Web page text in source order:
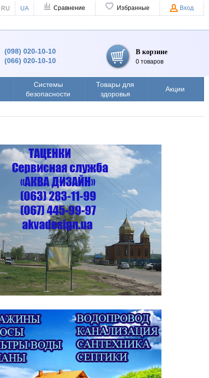
RU UA Сравнение Избранные Вход
(098) 020-10-10
(066) 020-10-10
В корзине
0 товаров
Системы
безопасности
Товары для
здоровья
Акции